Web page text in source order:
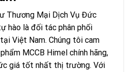
Thương Mại Dịch Vụ Đức
hào là đối tác phân phối
Việt Nam. Chúng tôi cam
MCCB Himel chính hãng,
giá tốt nhất thị trường. Với